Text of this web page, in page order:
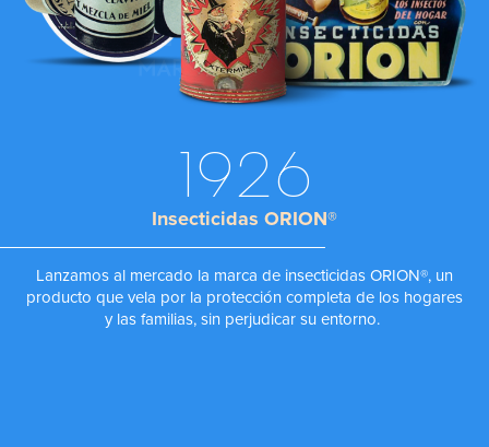
1926
Insecticidas ORION®
Lanzamos al mercado la marca de insecticidas ORION®, un
producto que vela por la protección completa de los hogares
y las familias, sin perjudicar su entorno.